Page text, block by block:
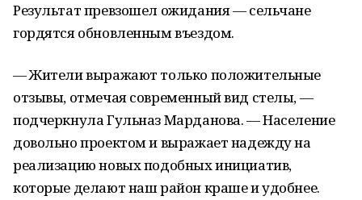
Результат превзошел ожидания — сельчане
гордятся обновленным въездом.
— Жители выражают только положительные
отзывы, отмечая современный вид стелы, —
подчеркнула Гульназ Марданова. — Население
довольно проектом и выражает надежду на
реализацию новых подобных инициатив,
которые делают наш район краше и удобнее.